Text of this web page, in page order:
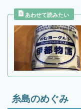
糸島のめぐみ